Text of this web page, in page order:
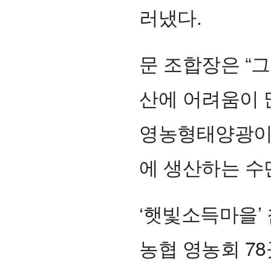
러냈다.
문 조합장은 “
산에 어려움이
영농형태양광
에 생산하는
‘햇빛소득마을
농협 영농회